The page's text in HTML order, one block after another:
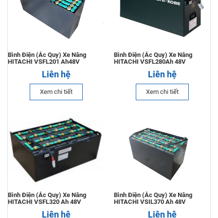
Liên hệ
Dịch Vụ Cho Thuê Xe Nâng Giá Tốt
Liên hệ
Dịch Vụ Sửa Chữa Xe Nâng Hàng
Xe Nâng Dầu 2.5 Tấn Komatsu
Liên hệ
Xe Nâng Điện 1.5 Tấn Toyota Đứng Lái
Bình Điện (Ắc Quy) Xe Nâng
HITACHI VSFL201 Ah48V
Liên hệ
Xem chi tiết
Bình Điện (Ắc Quy) Xe Nâng
HITACHI VSFL280Ah 48V
Liên hệ
Xem chi tiết
Bình Điện (Ắc Quy) Xe Nâng
HITACHI VSFL320 Ah 48V
Liên hệ
Bình Điện (Ắc Quy) Xe Nâng
HITACHI VSIL370 Ah 48V
Liên hệ